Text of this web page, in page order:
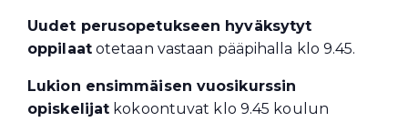
Uudet perusopetukseen hyväksytyt
oppilaatotetaan vastaan pääpihalla klo 9.45.
Lukion ensimmäisen vuosikurssin
opiskelijat kokoontuvat klo 9.45 koulun